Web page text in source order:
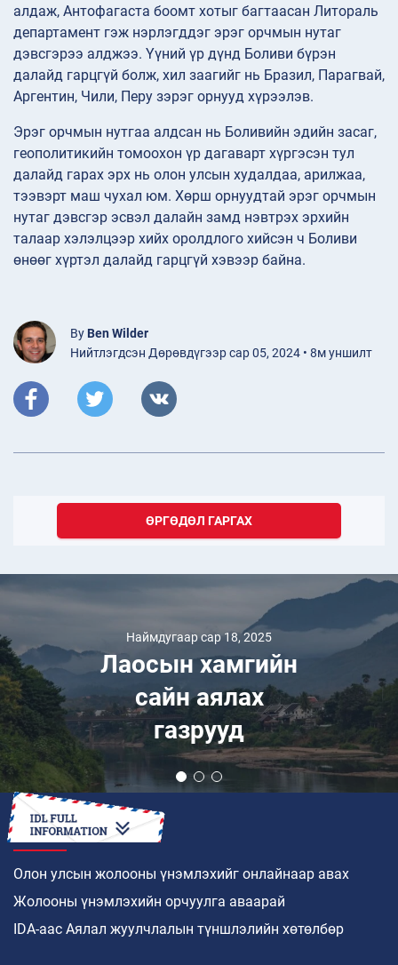
алдаж, Антофагаста боомт хотыг багтаасан Литораль
департамент гэж нэрлэгддэг эрэг орчмын нутаг
дэвсгэрээ алджээ. Үүний үр дүнд Боливи бүрэн
далайд гарцгүй болж, хил заагийг нь Бразил, Парагвай,
Аргентин, Чили, Перу зэрэг орнууд хүрээлэв.
Эрэг орчмын нутгаа алдсан нь Боливийн эдийн засаг,
геополитикийн томоохон үр дагаварт хүргэсэн тул
далайд гарах эрх нь олон улсын худалдаа, арилжаа,
тээвэрт маш чухал юм. Хөрш орнуудтай эрэг орчмын
нутаг дэвсгэр эсвэл далайн замд нэвтрэх эрхийн
талаар хэлэлцээр хийх оролдлого хийсэн ч Боливи
өнөөг хүртэл далайд гарцгүй хэвээр байна.
By Ben Wilder
Нийтлэгдсэн Дөрөвдүгээр сар 05, 2024 • 8м уншилт
ӨРГӨДӨЛ ГАРГАХ
Наймдугаар сар 18, 2025
Лаосын хамгийн
сайн аялах
газрууд
ХЭРХЭН
Олон улсын жолооны үнэмлэхийг онлайнаар авах
Жолооны үнэмлэхийн орчуулга аваарай
IDA-аас Аялал жуулчлалын түншлэлийн хөтөлбөр